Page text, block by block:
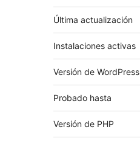
Última actualización
Instalaciones activas
Versión de WordPress
Probado hasta
Versión de PHP